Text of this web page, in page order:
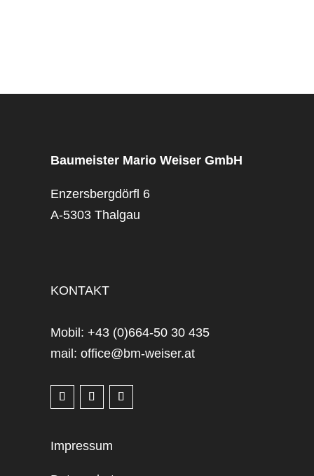
Baumeister Mario Weiser GmbH
Enzersbergdörfl 6
A-5303 Thalgau
KONTAKT
Mobil: +43 (0)664-50 30 435
mail: office@bm-weiser.at
Impressum